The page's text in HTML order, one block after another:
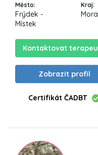
Město:
Frýdek -
Místek
Kraj:
Kontaktovat
Zobrazit profil
Certifikát ČADBT